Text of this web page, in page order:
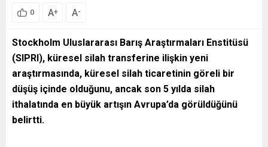
0 A+ A-
Stockholm Uluslararası Barış Araştırmaları Enstitüsü
(SIPRI), küresel silah transferine ilişkin yeni
araştırmasında, küresel silah ticaretinin göreli bir
düşüş içinde olduğunu, ancak son 5 yılda silah
ithalatında en büyük artışın Avrupa’da görüldüğünü
belirtti.